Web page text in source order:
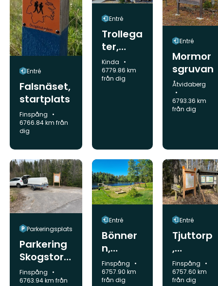
Entré
Falsnäset,
startplats
Kommun:
Finspång
6766.84 km från
dig
Entré
Trollega
ter,
startpla
ts
Kommun:
Kinda
6779.86 km
från dig
Entré
Mormor
sgruvan
Kommun:
Åtvidaberg
6793.36 km
från dig
Parkeringsplats
Parkering
Skogstorp
rundsling
a
Kommun:
Finspång
6763.94 km från
Entré
Bönner
n,
startpla
ts
Kommun:
Finspång
6757.90 km
från dig
Entré
Tjuttorp
,
startpla
ts
Kommun:
Finspång
6757.60 km
från dig